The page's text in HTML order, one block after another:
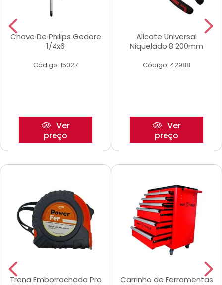
Chave De Philips Gedore
1/4x6
Código: 15027
Ver
preço
Alicate Universal
Niquelado 8 200mm
Código: 42988
Ver
preço
Trena Emborrachada Pro
Carrinho de Ferramentas